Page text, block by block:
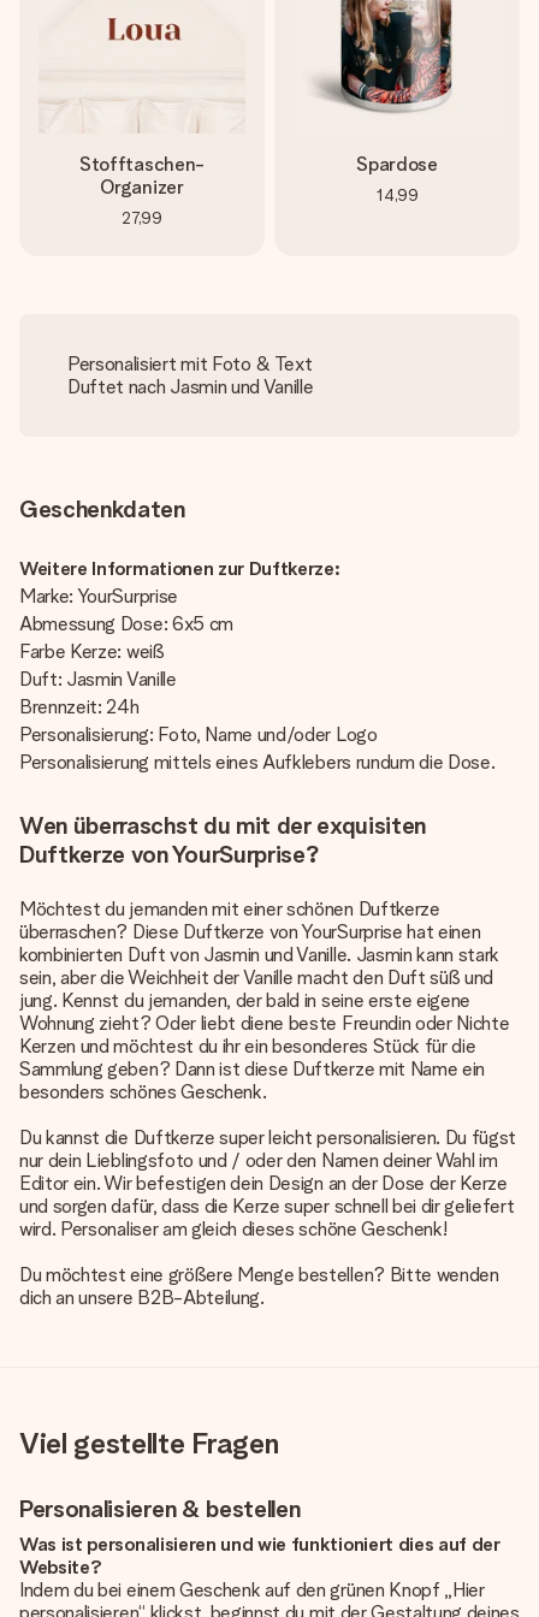
Stofftaschen-
Organizer
27,99
Spardose
14,99
Personalisiert mit Foto & Text
Duftet nach Jasmin und Vanille
Geschenkdaten
Weitere Informationen zur Duftkerze:
Marke: YourSurprise
Abmessung Dose: 6x5 cm
Farbe Kerze: weiß
Duft: Jasmin Vanille
Brennzeit: 24h
Personalisierung: Foto, Name und/oder Logo
Personalisierung mittels eines Aufklebers rundum die Dose.
Wen überraschst du mit der exquisiten
Duftkerze von YourSurprise?
Möchtest du jemanden mit einer schönen Duftkerze
überraschen? Diese Duftkerze von YourSurprise hat einen
kombinierten Duft von Jasmin und Vanille. Jasmin kann stark
sein, aber die Weichheit der Vanille macht den Duft süß und
jung. Kennst du jemanden, der bald in seine erste eigene
Wohnung zieht? Oder liebt diene beste Freundin oder Nichte
Kerzen und möchtest du ihr ein besonderes Stück für die
Sammlung geben? Dann ist diese Duftkerze mit Name ein
besonders schönes Geschenk.
Du kannst die Duftkerze super leicht personalisieren. Du fügst
nur dein Lieblingsfoto und / oder den Namen deiner Wahl im
Editor ein. Wir befestigen dein Design an der Dose der Kerze
und sorgen dafür, dass die Kerze super schnell bei dir geliefert
wird. Personaliser am gleich dieses schöne Geschenk!
Du möchtest eine größere Menge bestellen? Bitte wenden
dich an unsere B2B-Abteilung.
Viel gestellte Fragen
Personalisieren & bestellen
Was ist personalisieren und wie funktioniert dies auf der
Website?
Indem du bei einem Geschenk auf den grünen Knopf „Hier